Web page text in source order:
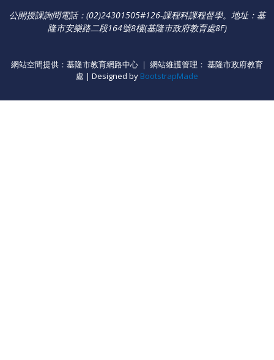
公開授課詢問電話：(02)24301505#126-課程科課程督學。 地址：基
隆市安樂路二段164號8樓(基隆市政府教育處8F)
網站空間提供：基隆市教育網路中心 ｜ 網站維護管理： 基隆市政府教育
處 | Designed by BootstrapMade